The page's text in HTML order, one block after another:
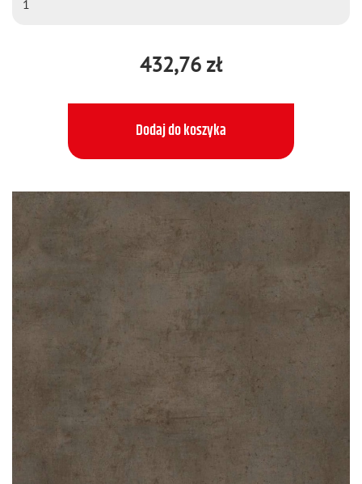
432,76 zł
Dodaj do koszyka